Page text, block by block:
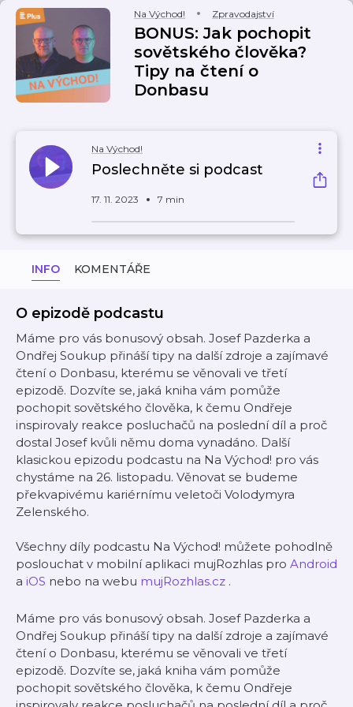
Na Východ! Zpravodajství
BONUS: Jak pochopit
sovětského člověka?
Tipy na čtení o
Donbasu
Na Východ!
Poslechněte si podcast
17. 11. 2023 7 min
INFO KOMENTÁŘE
O epizodě podcastu
Máme pro vás bonusový obsah. Josef Pazderka a
Ondřej Soukup přináší tipy na další zdroje a zajímavé
čtení o Donbasu, kterému se věnovali ve třetí
epizodě. Dozvíte se, jaká kniha vám pomůže
pochopit sovětského člověka, k čemu Ondřeje
inspirovaly reakce posluchačů na poslední díl a proč
dostal Josef kvůli němu doma vynadáno. Další
klasickou epizodu podcastu na Na Východ! pro vás
chystáme na 26. listopadu. Věnovat se budeme
překvapivému kariérnímu veletoči Volodymyra
Zelenského.
Všechny díly podcastu Na Východ! můžete pohodlně
poslouchat v mobilní aplikaci mujRozhlas pro Android
a iOS nebo na webu mujRozhlas.cz .
Máme pro vás bonusový obsah. Josef Pazderka a
Ondřej Soukup přináší tipy na další zdroje a zajímavé
čtení o Donbasu, kterému se věnovali ve třetí
epizodě. Dozvíte se, jaká kniha vám pomůže
pochopit sovětského člověka, k čemu Ondřeje